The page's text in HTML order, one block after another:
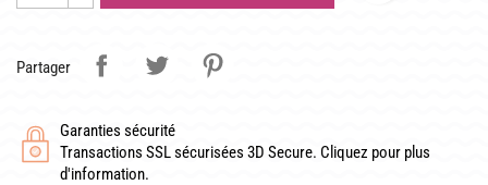
CONDITIONNEMENT, GARANTIES ET DÉLAIS DE LIVRAISON
Partager
Garanties sécurité
Transactions SSL sécurisées 3D Secure. Cliquez pour plus
d'information.